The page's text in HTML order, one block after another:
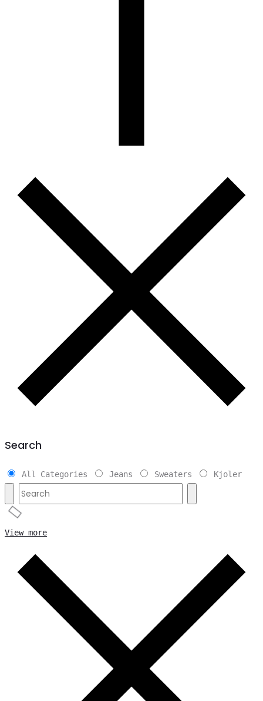
Search
All Categories Jeans Sweaters Kjoler
View more